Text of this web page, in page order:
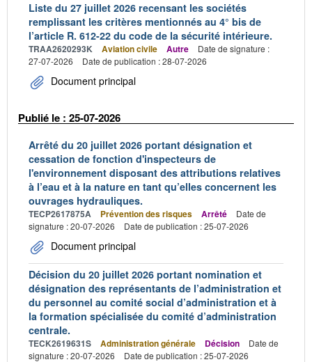
Liste du 27 juillet 2026 recensant les sociétés
remplissant les critères mentionnés au 4° bis de
l’article R. 612-22 du code de la sécurité intérieure.
TRAA2620293K Aviation civile Autre
Date de signature :
27-07-2026
Date de publication : 28-07-2026
Document principal
Publié le : 25-07-2026
Arrêté du 20 juillet 2026 portant désignation et
cessation de fonction d'inspecteurs de
l'environnement disposant des attributions relatives
à l’eau et à la nature en tant qu’elles concernent les
ouvrages hydrauliques.
TECP2617875A Prévention des risques Arrêté
Date de
signature : 20-07-2026
Date de publication : 25-07-2026
Document principal
Décision du 20 juillet 2026 portant nomination et
désignation des représentants de l’administration et
du personnel au comité social d’administration et à
la formation spécialisée du comité d’administration
centrale.
TECK2619631S Administration générale Décision
Date de
signature : 20-07-2026
Date de publication : 25-07-2026